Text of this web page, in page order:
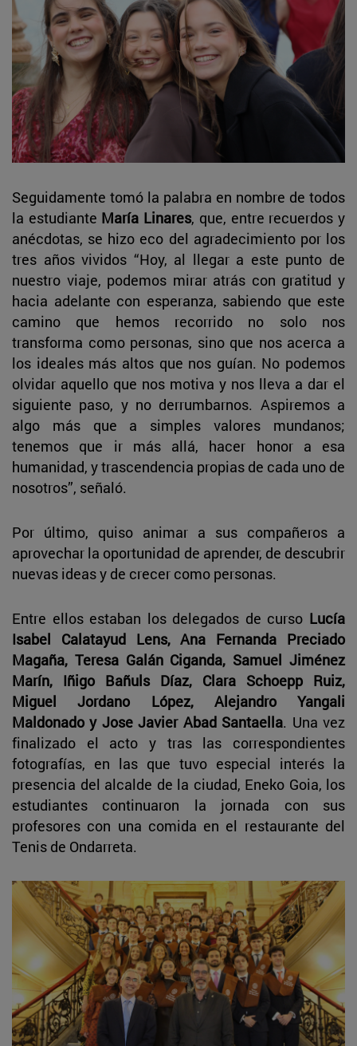
Seguidamente tomó la palabra en nombre de todos
la estudiante María Linares, que, entre recuerdos y
anécdotas, se hizo eco del agradecimiento por los
tres años vividos “Hoy, al llegar a este punto de
nuestro viaje, podemos mirar atrás con gratitud y
hacia adelante con esperanza, sabiendo que este
camino que hemos recorrido no solo nos
transforma como personas, sino que nos acerca a
los ideales más altos que nos guían. No podemos
olvidar aquello que nos motiva y nos lleva a dar el
siguiente paso, y no derrumbarnos. Aspiremos a
algo más que a simples valores mundanos;
tenemos que ir más allá, hacer honor a esa
humanidad, y trascendencia propias de cada uno de
nosotros”, señaló.
Por último, quiso animar a sus compañeros a
aprovechar la oportunidad de aprender, de descubrir
nuevas ideas y de crecer como personas.
Entre ellos estaban los delegados de curso Lucía
Isabel Calatayud Lens, Ana Fernanda Preciado
Magaña, Teresa Galán Ciganda, Samuel Jiménez
Marín, Iñigo Bañuls Díaz, Clara Schoepp Ruiz,
Miguel Jordano López, Alejandro Yangali
Maldonado y Jose Javier Abad Santaella. Una vez
finalizado el acto y tras las correspondientes
fotografías, en las que tuvo especial interés la
presencia del alcalde de la ciudad, Eneko Goia, los
estudiantes continuaron la jornada con sus
profesores con una comida en el restaurante del
Tenis de Ondarreta.